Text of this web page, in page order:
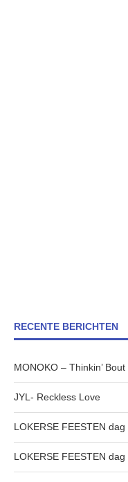
RECENTE BERICHTEN
MONOKO – Thinkin’
JYL- Reckless Love
LOKERSE FEESTEN
LOKERSE FEESTEN